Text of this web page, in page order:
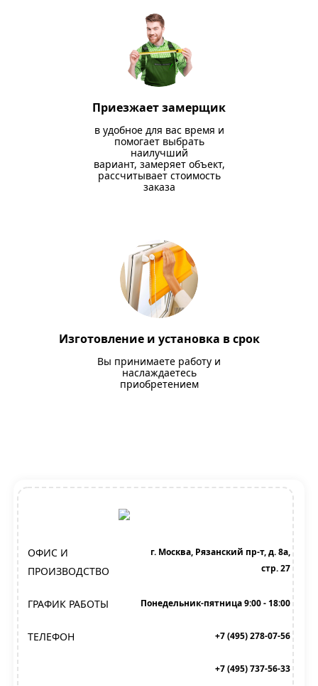
Приезжает замерщик
в удобное для вас время и
помогает выбрать
наилучший
вариант, замеряет объект,
рассчитывает стоимость
заказа
Изготовление и установка в срок
Вы принимаете работу и
наслаждаетесь
приобретением
ОФИС И
ПРОИЗВОДСТВО
г. Москва, Рязанский пр-т, д. 8а,
стр. 27
ГРАФИК РАБОТЫ Понедельник-пятница 9:00 - 18:00
ТЕЛЕФОН +7 (495) 278-07-56
+7 (495) 737-56-33